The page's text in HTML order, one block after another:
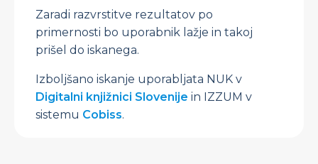
Zaradi razvrstitve rezultatov po
primernosti bo uporabnik lažje in takoj
prišel do iskanega.
Izboljšano iskanje uporabljata NUK v
Digitalni knjižnici Slovenije in IZZUM v
sistemu Cobiss.